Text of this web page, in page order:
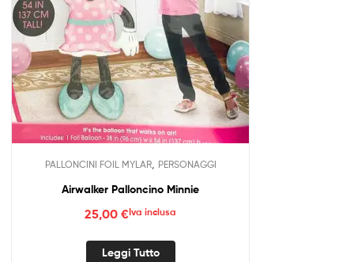
PALLONCINI FOIL MYLAR, PERSONAGGI
Airwalker Palloncino Minnie
25,00 €Iva inclusa
Leggi Tutto